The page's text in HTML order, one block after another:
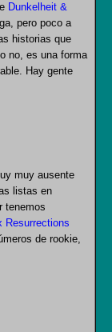
Dunkelheit &
pero poco a
historias que
no, es una forma
Hay gente
muy ausente
listas en
tenemos
Resurrections
de rookie,